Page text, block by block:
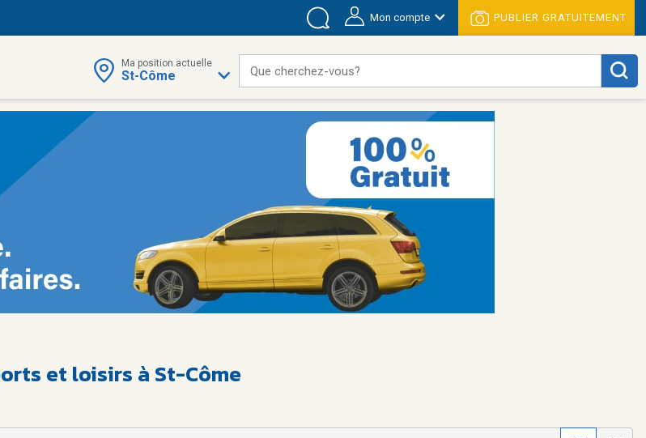
Mon compte PUBLIER GRATUITEMENT
Ma position actuelle
St-Côme Que cherchez-vous?
et loisirs à St-Côme